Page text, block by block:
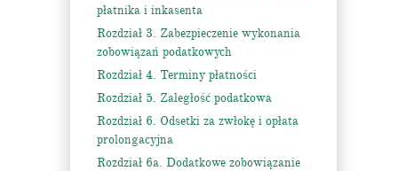
płatnika i inkasenta
Rozdział 3. Zabezpieczenie wykonania
zobowiązań podatkowych
Rozdział 4. Terminy płatności
Rozdział 5. Zaległość podatkowa
Rozdział 6. Odsetki za zwłokę i opłata
prolongacyjna
Rozdział 6a. Dodatkowe zobowiązanie